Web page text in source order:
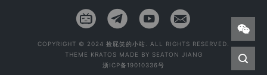
个插件包，更是一种…
COPYRIGHT © 2024 捡屁笑的小站. ALL RIGHTS RESERVED.
THEME KRATOS MADE BY SEATON JIANG
浙ICP备19010336号